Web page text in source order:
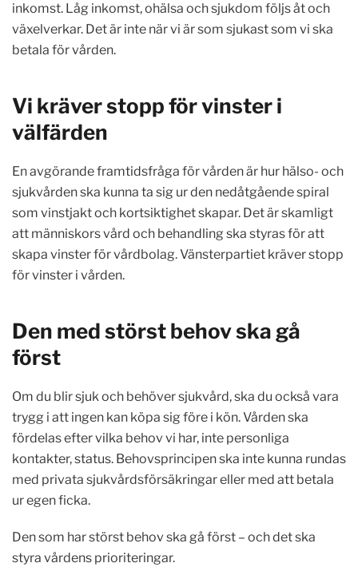
inkomst. Låg inkomst, ohälsa och sjukdom följs åt och
växelverkar. Det är inte när vi är som sjukast som vi ska
betala för vården.
Vi kräver stopp för vinster i
välfärden
En avgörande framtidsfråga för vården är hur hälso- och
sjukvården ska kunna ta sig ur den nedåtgående spiral
som vinstjakt och kortsiktighet skapar. Det är skamligt
att människors vård och behandling ska styras för att
skapa vinster för vårdbolag. Vänsterpartiet kräver stopp
för vinster i vården.
Den med störst behov ska gå
först
Om du blir sjuk och behöver sjukvård, ska du också vara
trygg i att ingen kan köpa sig före i kön. Vården ska
fördelas efter vilka behov vi har, inte personliga
kontakter, status. Behovsprincipen ska inte kunna rundas
med privata sjukvårdsförsäkringar eller med att betala
ur egen ficka.
Den som har störst behov ska gå först – och det ska
styra vårdens prioriteringar.